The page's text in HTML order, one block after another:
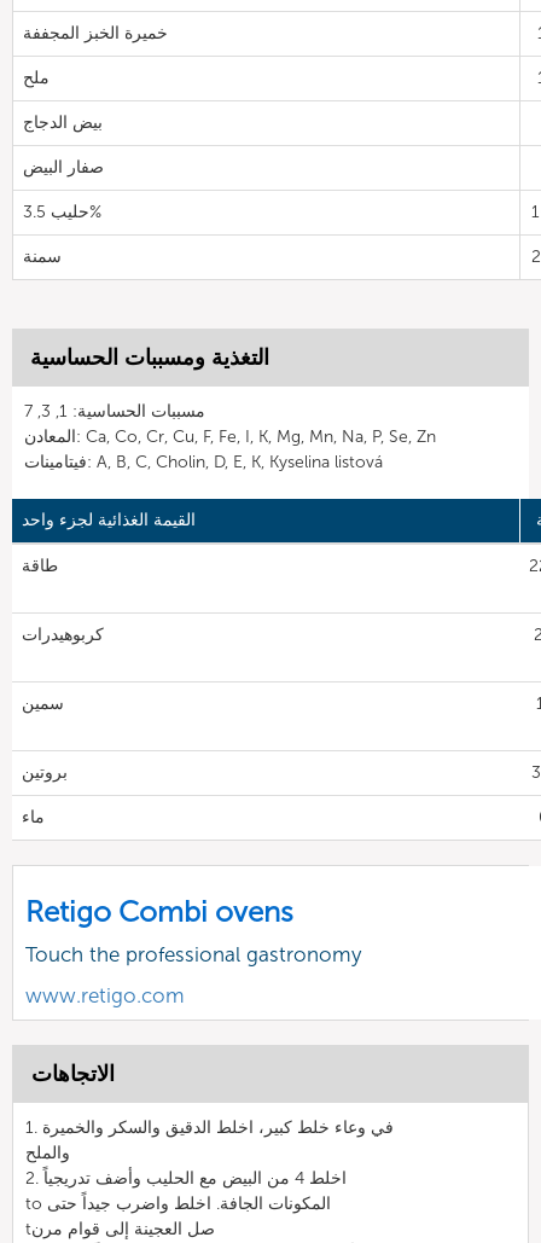
خميرة الخبز المجففة
ملح
بيض الدجاج
صفار البيض
حليب 3.5%
سمنة
التغذية ومسببات الحساسية
مسببات الحساسية: 1, 3, 7
المعادن: Ca, Co, Cr, Cu, F, Fe, I, K, Mg, Mn, Na, P, Se, Zn
فيتامينات: A, B, C, Cholin, D, E, K, Kyselina listová
القيمة الغذائية لجزء واحد
طاقة
كربوهيدرات
سمين
بروتين
ماء
Retigo Combi ovens
Touch the professional gastronomy
www.retigo.com
الاتجاهات
1. في وعاء خلط كبير، اخلط الدقيق والسكر والخميرة
والملح
2. اخلط 4 من البيض مع الحليب وأضف تدريجياً
to المكونات الجافة. اخلط واضرب جيداً حتى
tصل العجينة إلى قوام مرن